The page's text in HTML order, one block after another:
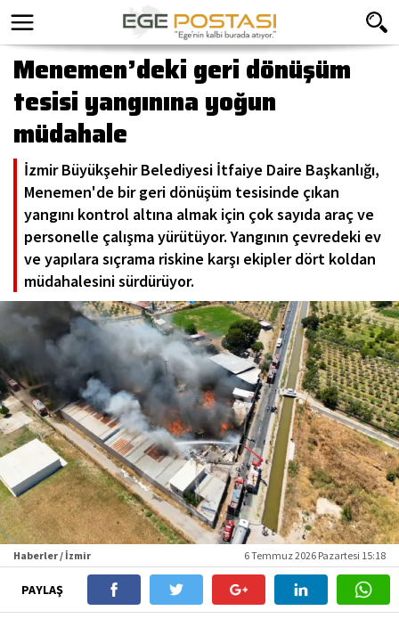
Menemen’deki geri dönüşüm
tesisi yangınına yoğun
müdahale
İzmir Büyükşehir Belediyesi İtfaiye Daire Başkanlığı,
Menemen'de bir geri dönüşüm tesisinde çıkan
yangını kontrol altına almak için çok sayıda araç ve
personelle çalışma yürütüyor. Yangının çevredeki ev
ve yapılara sıçrama riskine karşı ekipler dört koldan
müdahalesini sürdürüyor.
Haberler / İzmir 6 Temmuz 2026 Pazartesi 15:18
PAYLAŞ